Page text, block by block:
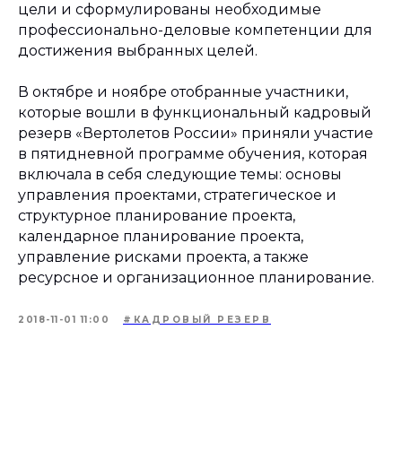
цели и сформулированы необходимые
профессионально-деловые компетенции для
достижения выбранных целей.
В октябре и ноябре отобранные участники,
которые вошли в функциональный кадровый
резерв «Вертолетов России» приняли участие
в пятидневной программе обучения, которая
включала в себя следующие темы: основы
управления проектами, стратегическое и
структурное планирование проекта,
календарное планирование проекта,
управление рисками проекта, а также
ресурсное и организационное планирование.
2018-11-01 11:00 #КАДРОВЫЙ РЕЗЕРВ